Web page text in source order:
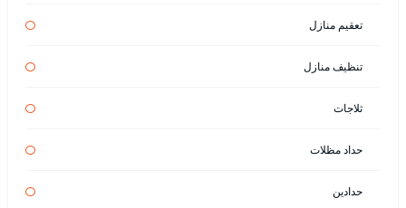
تعقيم منازل
تنظيف منازل
ثلاجات
حداد مظلات
حدادين